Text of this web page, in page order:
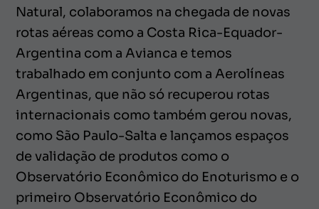
Natural, colaboramos na chegada de novas
rotas aéreas como a Costa Rica-Equador-
Argentina com a Avianca e temos
trabalhado em conjunto com a Aerolíneas
Argentinas, que não só recuperou rotas
internacionais como também gerou novas,
como São Paulo-Salta e lançamos espaços
de validação de produtos como o
Observatório Econômico do Enoturismo e o
primeiro Observatório Econômico do